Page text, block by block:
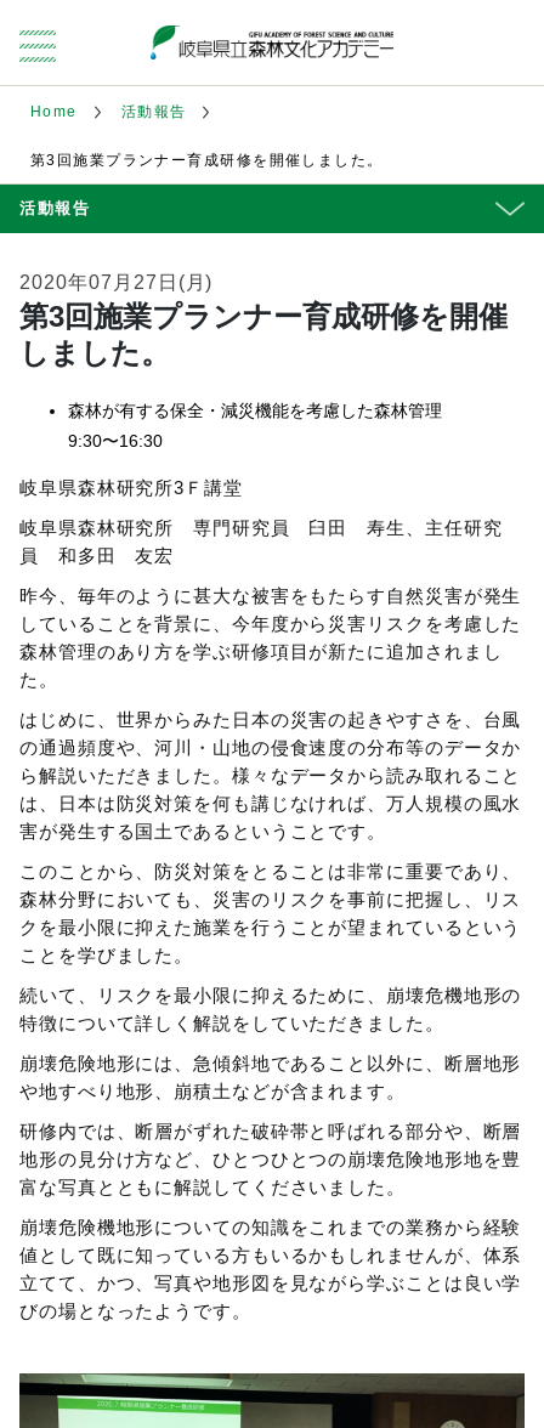
Home 活動報告
第3回施業プランナー育成研修を開催しました。
活動報告
2020年07月27日(月)
第3回施業プランナー育成研修を開催
しました。
森林が有する保全・減災機能を考慮した森林管理
9:30〜16:30
岐阜県森林研究所3Ｆ講堂
岐阜県森林研究所 専門研究員 臼田 寿生、主任研究
員 和多田 友宏
昨今、毎年のように甚大な被害をもたらす自然災害が発生
していることを背景に、今年度から災害リスクを考慮した
森林管理のあり方を学ぶ研修項目が新たに追加されまし
た。
はじめに、世界からみた日本の災害の起きやすさを、台風
の通過頻度や、河川・山地の侵食速度の分布等のデータか
ら解説いただきました。様々なデータから読み取れること
は、日本は防災対策を何も講じなければ、万人規模の風水
害が発生する国土であるということです。
このことから、防災対策をとることは非常に重要であり、
森林分野においても、災害のリスクを事前に把握し、リス
クを最小限に抑えた施業を行うことが望まれているという
ことを学びました。
続いて、リスクを最小限に抑えるために、崩壊危機地形の
特徴について詳しく解説をしていただきました。
崩壊危険地形には、急傾斜地であること以外に、断層地形
や地すべり地形、崩積土などが含まれます。
研修内では、断層がずれた破砕帯と呼ばれる部分や、断層
地形の見分け方など、ひとつひとつの崩壊危険地形地を豊
富な写真とともに解説してくださいました。
崩壊危険機地形についての知識をこれまでの業務から経験
値として既に知っている方もいるかもしれませんが、体系
立てて、かつ、写真や地形図を見ながら学ぶことは良い学
びの場となったようです。